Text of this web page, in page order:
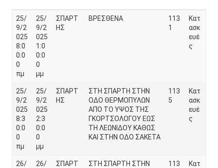
25/
9/2
025
8:0
0:0
0
πμ
25/
9/2
025
1:0
0:0
0
μμ
ΣΠΑΡΤ
ΗΣ
ΒΡΕΣΘΕΝΑ
113
1
Κατ
ασκ
ευέ
ς
25/
9/2
025
8:3
0:0
0
πμ
25/
9/2
025
2:3
0:0
0
μμ
ΣΠΑΡΤ
ΗΣ
ΣΤΗ ΣΠΑΡΤΗ ΣΤΗΝ
ΟΔΟ ΘΕΡΜΟΠΥΛΩΝ
ΑΠΟ ΤΟ ΥΨΟΣ ΤΗΣ
ΓΚΟΡΤΣΟΛΟΓΟΥ ΕΩΣ
ΤΗ ΛΕΩΝΙΔΟΥ ΚΑΘΩΣ
ΚΑΙ ΣΤΗΝ ΟΔΟ ΣΑΚΕΤΑ
113
5
Κατ
ασκ
ευέ
ς
26/
26/
ΣΠΑΡΤ
ΣΤΗ ΣΠΑΡΤΗ ΣΤΗΝ
113
Κατ